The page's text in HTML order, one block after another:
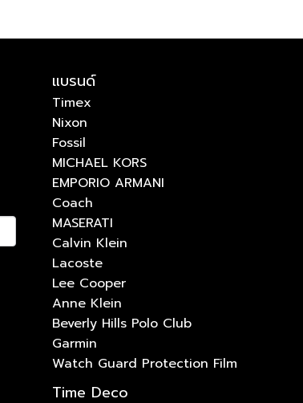
แบรนด์
Timex
Nixon
Fossil
MICHAEL KORS
EMPORIO ARMANI
Coach
MASERATI
Calvin Klein
Lacoste
Lee Cooper
Anne Klein
Beverly Hills Polo Club
Garmin
Watch Guard Protection Film
Time Deco